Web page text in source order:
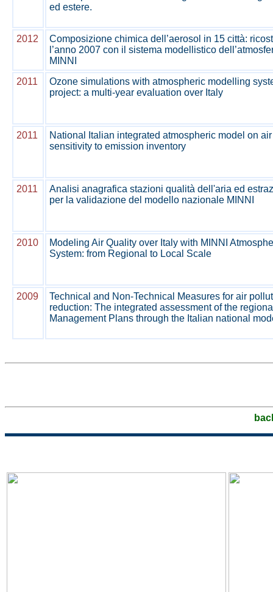
ed estere.
2012
Composizione chimica dell’aerosol in 15 città:
l’anno 2007 con il sistema modellistico
MINNI
2011
Ozone simulations with atmospheric modelling
project: a multi-year evaluation over Italy
2011
National Italian integrated atmospheric model on
sensitivity to emission inventory
2011
Analisi anagrafica stazioni qualità dell'aria ed
per la validazione del modello nazionale MINNI
2010
Modeling Air Quality over Italy with MINNI
System: from Regional to Local Scale
2009
Technical and Non-Technical Measures for air
reduction: The integrated assessment of the
Management Plans through the Italian national